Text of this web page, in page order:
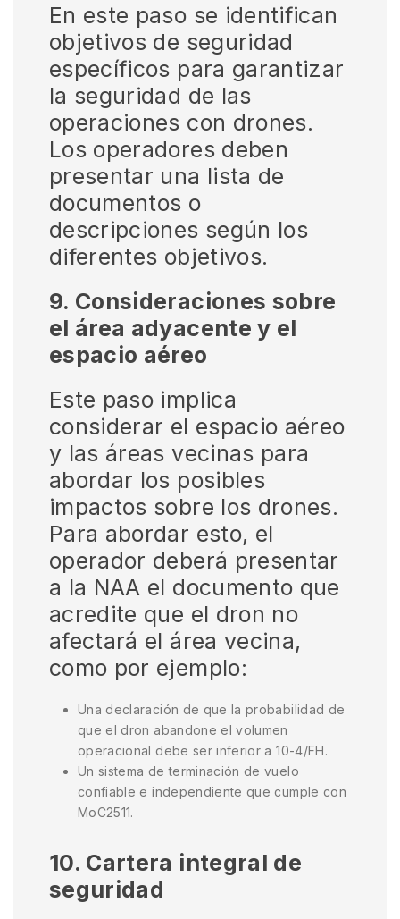
En este paso se identifican
objetivos de seguridad
específicos para garantizar
la seguridad de las
operaciones con drones.
Los operadores deben
presentar una lista de
documentos o
descripciones según los
diferentes objetivos.
9. Consideraciones sobre
el área adyacente y el
espacio aéreo
Este paso implica
considerar el espacio aéreo
y las áreas vecinas para
abordar los posibles
impactos sobre los drones.
Para abordar esto, el
operador deberá presentar
a la NAA el documento que
acredite que el dron no
afectará el área vecina,
como por ejemplo:
Una declaración de que la probabilidad de
que el dron abandone el volumen
operacional debe ser inferior a 10-4/FH.
Un sistema de terminación de vuelo
confiable e independiente que cumple con
MoC2511.
10. Cartera integral de
seguridad